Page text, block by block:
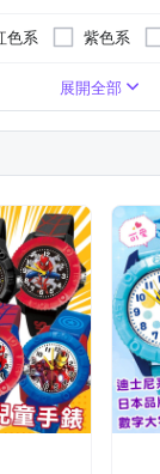
色系 紫色系
卡其色系
展開全部